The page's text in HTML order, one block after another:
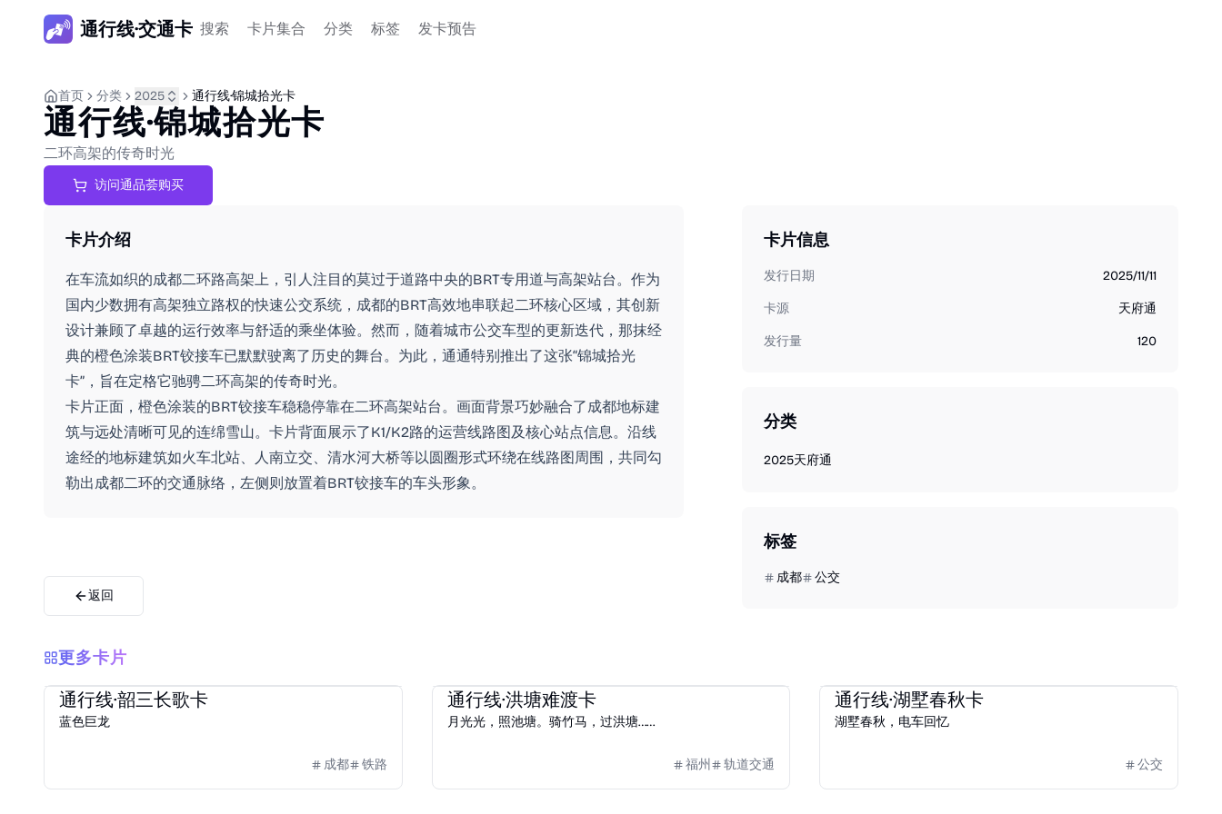
通行线·交通卡 搜索 卡片集合 分类 标签 发卡预告
首页 分类 2025 通行线·锦城拾光卡
通行线·锦城拾光卡
二环高架的传奇时光
访问通品荟购买
卡片介绍
在车流如织的成都二环路高架上，引人注目的莫过于道路中央的BRT专用道与高架站台。作为
国内少数拥有高架独立路权的快速公交系统，成都的BRT高效地串联起二环核心区域，其创新
设计兼顾了卓越的运行效率与舒适的乘坐体验。然而，随着城市公交车型的更新迭代，那抹经
典的橙色涂装BRT铰接车已默默驶离了历史的舞台。为此，通通特别推出了这张“锦城拾光
卡”，旨在定格它驰骋二环高架的传奇时光。
卡片正面，橙色涂装的BRT铰接车稳稳停靠在二环高架站台。画面背景巧妙融合了成都地标建
筑与远处清晰可见的连绵雪山。卡片背面展示了K1/K2路的运营线路图及核心站点信息。沿线
途经的地标建筑如火车北站、人南立交、清水河大桥等以圆圈形式环绕在线路图周围，共同勾
勒出成都二环的交通脉络，左侧则放置着BRT铰接车的车头形象。
返回
卡片信息
发行日期 2025/11/11
卡源 天府通
发行量 120
分类
2025天府通
标签
成都 公交
更多卡片
2026 天府通
通行线·韶三长歌卡
蓝色巨龙
成都 铁路
通行线·洪塘难渡卡
月光光，照池塘。骑竹马，过洪塘……
福州 轨道交通
通行线·湖墅春秋卡
湖墅春秋，电车回忆
公交